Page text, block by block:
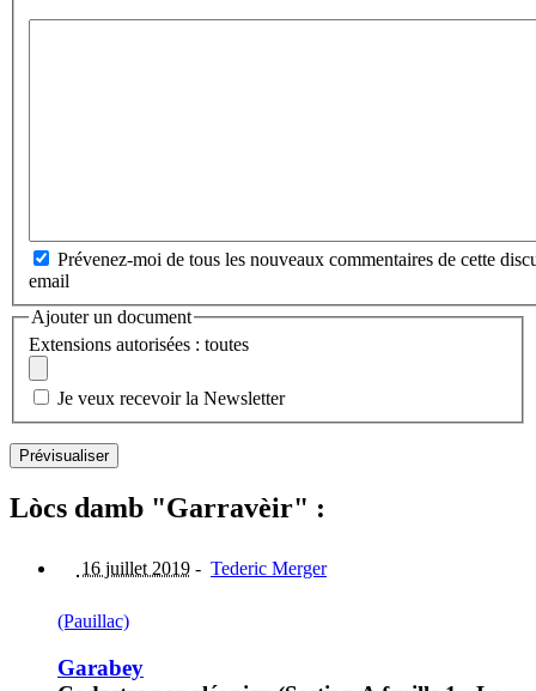
Prévenez-moi de tous les nouveaux commentaires de cette
email
Ajouter un document
Extensions autorisées : toutes
Je veux recevoir la Newsletter
Lòcs damb "Garravèir" :
16 juillet 2019 - Tederic Merger
(Pauillac)
Garabey